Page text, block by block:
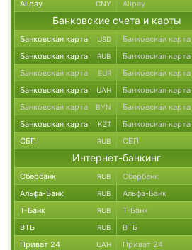
Alipay CNY Alipay
Банковские счета и карты
Банковская карта USD Банковская карта
Банковская карта RUB Банковская карта
Банковская карта EUR Банковская карта
Банковская карта UAH Банковская карта
Банковская карта BYN Банковская карта
Банковская карта KZT Банковская карта
СБП RUB СБП
Интернет-банкинг
Сбербанк RUB Сбербанк
Альфа-Банк RUB Альфа-Банк
Т-Банк RUB Т-Банк
ВТБ RUB ВТБ
Приват 24 UAH Приват 24